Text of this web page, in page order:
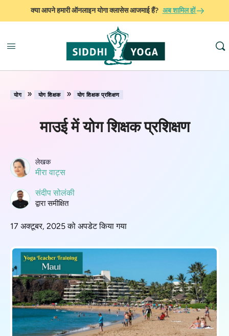
क्या आपने हमारी ऑनलाइन योगा क्लासेस आजमाई हैं? अब शामिल हों
योग » योग शिक्षक » योग शिक्षक प्रशिक्षण
माउई में योग शिक्षक प्रशिक्षण
लेखक
मीरा वाट्स
संदीप सोलंकी
द्वारा समीक्षित
17 अक्टूबर, 2025 को अपडेट किया गया